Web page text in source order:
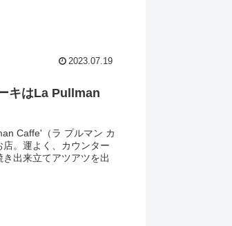
2023.07.19
キはLa Pullman
Caffe'（ラ プルマン カ
。運よく、カウンター
出来立てアツアツを出